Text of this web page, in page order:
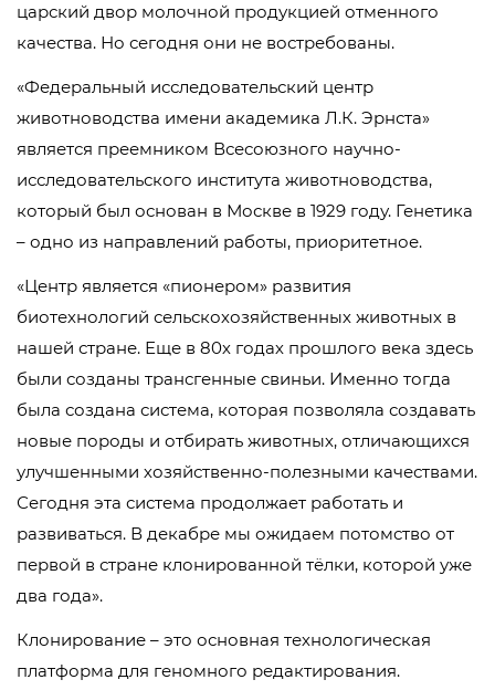
царский двор молочной продукцией отменного
качества. Но сегодня они не востребованы.
«Федеральный исследовательский центр
животноводства имени академика Л.К. Эрнста»
является преемником Всесоюзного научно-
исследовательского института животноводства,
который был основан в Москве в 1929 году. Генетика
– одно из направлений работы, приоритетное.
«Центр является «пионером» развития
биотехнологий сельскохозяйственных животных в
нашей стране. Еще в 80х годах прошлого века здесь
были созданы трансгенные свиньи. Именно тогда
была создана система, которая позволяла создавать
новые породы и отбирать животных, отличающихся
улучшенными хозяйственно-полезными качествами.
Сегодня эта система продолжает работать и
развиваться. В декабре мы ожидаем потомство от
первой в стране клонированной тёлки, которой уже
два года».
Клонирование – это основная технологическая
платформа для геномного редактирования.